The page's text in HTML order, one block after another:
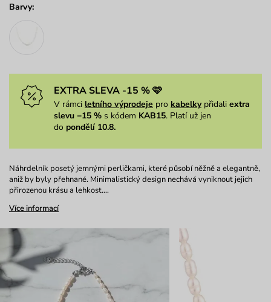
Barvy:
EXTRA SLEVA -15 % 🩷
V rámci letního výprodeje pro kabelkypřidali extra
slevu −15 % s kódem KAB15. Platí už jen
do pondělí 10.8.
Náhrdelník posetý jemnými perličkami, které působí něžně a elegantně,
aniž by byly přehnané. Minimalistický design nechává vyniknout jejich
přirozenou krásu a lehkost.…
Více informací